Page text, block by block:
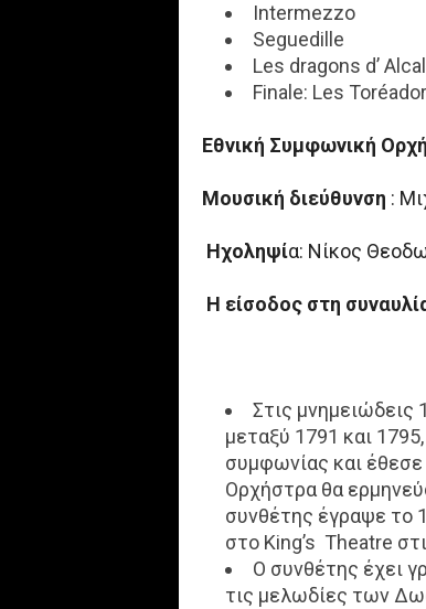
Intermezzo
Seguedille
Les dragons d’
Finale: Les
Εθνική Συμφωνική
Μουσική διεύθυνση :
Ηχοληψία: Νίκος
Η είσοδος στη
Στις μνημειώδεις
μεταξύ 1791 και
συμφωνίας και
Ορχήστρα θα
συνθέτης έγραψε το
στο King’s Theatre
Ο συνθέτης έχει
τις μελωδίες των